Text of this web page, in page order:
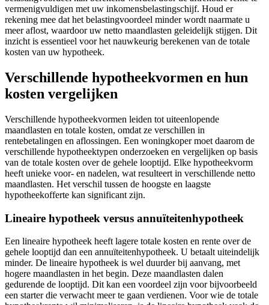
vermenigvuldigen met uw inkomensbelastingschijf. Houd er
rekening mee dat het belastingvoordeel minder wordt naarmate u
meer aflost, waardoor uw netto maandlasten geleidelijk stijgen. Dit
inzicht is essentieel voor het nauwkeurig berekenen van de totale
kosten van uw hypotheek.
Verschillende hypotheekvormen en hun
kosten vergelijken
Verschillende hypotheekvormen leiden tot uiteenlopende
maandlasten en totale kosten, omdat ze verschillen in
rentebetalingen en aflossingen. Een woningkoper moet daarom de
verschillende hypotheektypen onderzoeken en vergelijken op basis
van de totale kosten over de gehele looptijd. Elke hypotheekvorm
heeft unieke voor- en nadelen, wat resulteert in verschillende netto
maandlasten. Het verschil tussen de hoogste en laagste
hypotheekofferte kan significant zijn.
Lineaire hypotheek versus annuïteitenhypotheek
Een lineaire hypotheek heeft lagere totale kosten en rente over de
gehele looptijd dan een annuïteitenhypotheek. U betaalt uiteindelijk
minder. De lineaire hypotheek is wel duurder bij aanvang, met
hogere maandlasten in het begin. Deze maandlasten dalen
gedurende de looptijd. Dit kan een voordeel zijn voor bijvoorbeeld
een starter die verwacht meer te gaan verdienen. Voor wie de totale